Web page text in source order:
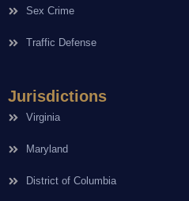
Sex Crime
Traffic Defense
Jurisdictions
Virginia
Maryland
District of Columbia